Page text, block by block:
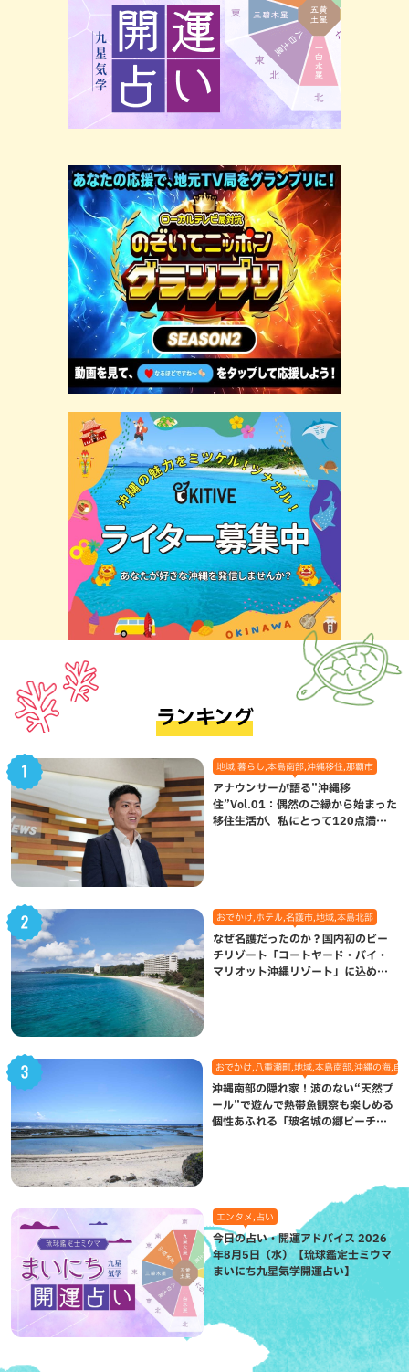
ランキング
地域,暮らし,本島南部,沖縄移住,那覇市
アナウンサーが語る”沖縄移
住”Vol.01：偶然のご縁から始まった
移住生活が、私にとって120点満点
おでかけ,ホテル,名護市,地域,本島北部
なぜ名護だったのか？国内初のビー
チリゾート「コートヤード・バイ・
マリオット沖縄リゾート」に込めら
おでかけ,八重瀬町,地域,本島南部,沖縄の海,自
沖縄南部の隠れ家！波のない“天然プ
ール”で遊んで熱帯魚観察も楽しめる
個性あふれる「玻名城の郷ビーチ」
エンタメ,占い
今日の占い・開運アドバイス 2026
年8月5日（水）【琉球鑑定士ミウマ
まいにち九星気学開運占い】